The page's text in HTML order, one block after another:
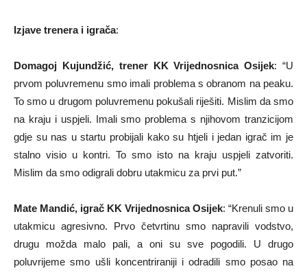
Izjave trenera i igrača:
Domagoj Kujundžić, trener KK Vrijednosnica Osijek: “U
prvom poluvremenu smo imali problema s obranom na peaku.
To smo u drugom poluvremenu pokušali riješiti. Mislim da smo
na kraju i uspjeli. Imali smo problema s njihovom tranzicijom
gdje su nas u startu probijali kako su htjeli i jedan igrač im je
stalno visio u kontri. To smo isto na kraju uspjeli zatvoriti.
Mislim da smo odigrali dobru utakmicu za prvi put.”
Mate Mandić, igrač KK Vrijednosnica Osijek: “Krenuli smo u
utakmicu agresivno. Prvo četvrtinu smo napravili vodstvo,
drugu možda malo pali, a oni su sve pogodili. U drugo
poluvrijeme smo ušli koncentriraniji i odradili smo posao na